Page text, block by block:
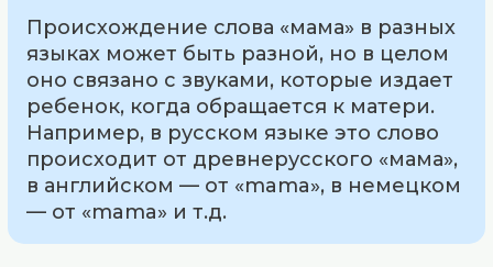
Происхождение слова «мама» в разных
языках может быть разной, но в целом
оно связано с звуками, которые издает
ребенок, когда обращается к матери.
Например, в русском языке это слово
происходит от древнерусского «мама»,
в английском — от «mama», в немецком
— от «mama» и т.д.